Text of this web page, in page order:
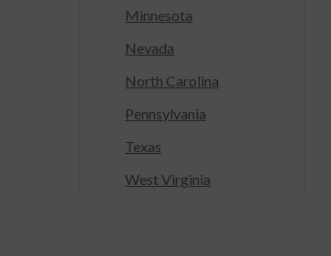
Minnesota
Nevada
North Carolina
Pennsylvania
Texas
West Virginia